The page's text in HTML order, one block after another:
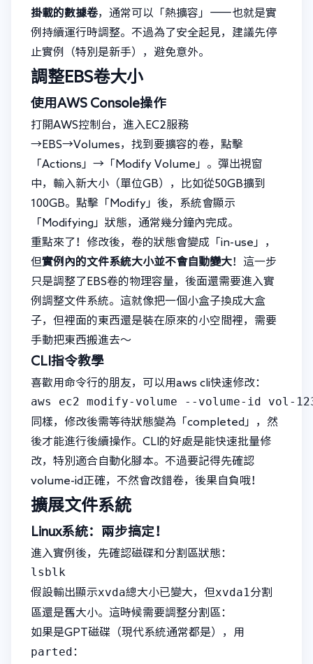
掛載的數據卷，通常可以「熱擴容」——也就是實
例持續運行時調整。不過為了安全起見，建議先停
止實例（特別是新手），避免意外。
調整EBS卷大小
使用AWS Console操作
打開AWS控制台，進入EC2服務
→EBS→Volumes，找到要擴容的卷，點擊
「Actions」→「Modify Volume」。彈出視窗
中，輸入新大小（單位GB），比如從50GB擴到
100GB。點擊「Modify」後，系統會顯示
「Modifying」狀態，通常幾分鐘內完成。
重點來了！修改後，卷的狀態會變成「in-use」，
但實例內的文件系統大小並不會自動變大！這一步
只是調整了EBS卷的物理容量，後面還需要進入實
例調整文件系統。這就像把一個小盒子換成大盒
子，但裡面的東西還是裝在原來的小空間裡，需要
手動把東西搬進去～
CLI指令教學
喜歡用命令行的朋友，可以用aws cli快速修改：
同樣，修改後需等待狀態變為「completed」，然
後才能進行後續操作。CLI的好處是能快速批量修
改，特別適合自動化腳本。不過要記得先確認
volume-id正確，不然會改錯卷，後果自負哦！
擴展文件系統
Linux系統：兩步搞定！
進入實例後，先確認磁碟和分割區狀態：
假設輸出顯示xvda總大小已變大，但xvda1分割
區還是舊大小。這時候需要調整分割區：
如果是GPT磁碟（現代系統通常都是），用
parted ：